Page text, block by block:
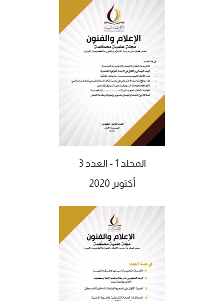
المجلد 1 - العدد 3
أكتوبر 2020